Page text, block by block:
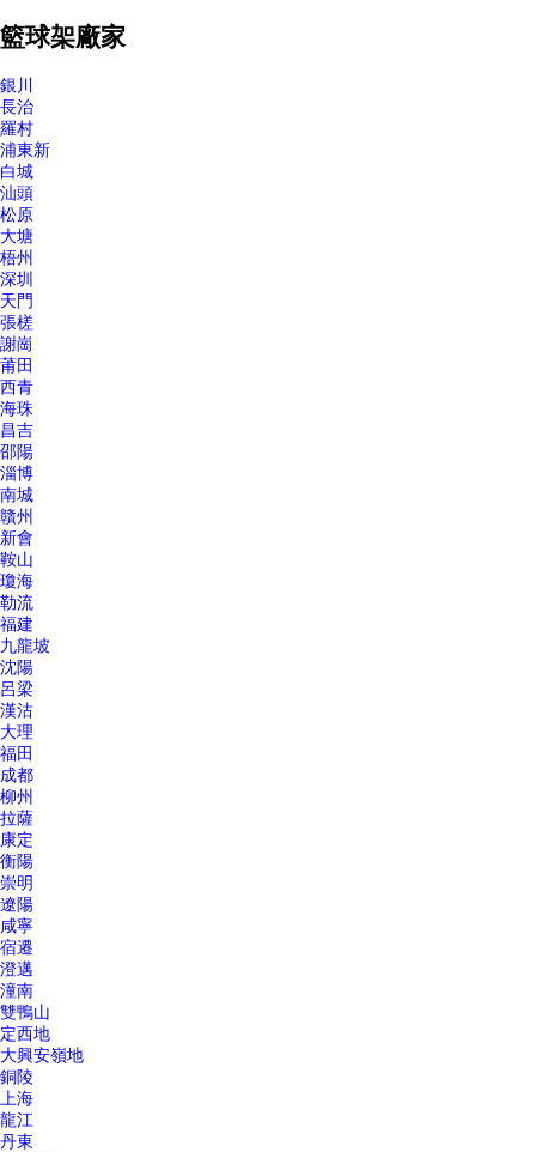
籃球架廠家
銀川
長治
羅村
浦東新
白城
汕頭
松原
大塘
梧州
深圳
天門
張槎
謝崗
莆田
西青
海珠
昌吉
邵陽
淄博
南城
贛州
新會
鞍山
瓊海
勒流
福建
九龍坡
沈陽
呂梁
漢沽
大理
福田
成都
柳州
拉薩
康定
衡陽
崇明
遼陽
咸寧
宿遷
澄邁
潼南
雙鴨山
定西地
大興安嶺地
銅陵
上海
龍江
丹東